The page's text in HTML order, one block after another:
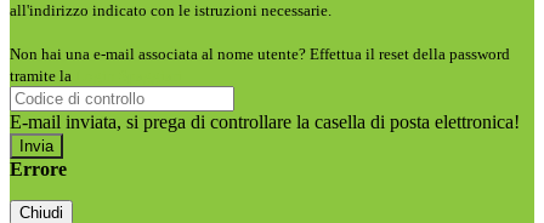
all'indirizzo indicato con le istruzioni necessarie.
Non hai una e-mail associata al nome utente? Effettua il reset della password
tramite la
E-mail inviata, si prega di controllare la casella di posta elettronica!
Errore
Chiudi